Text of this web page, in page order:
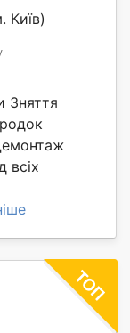
Київ)
Зняття
всіх